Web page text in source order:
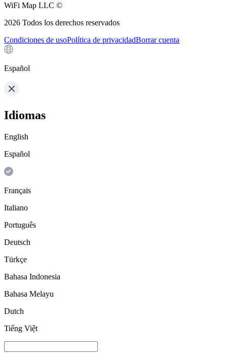
WiFi Map LLC ©
2026 Todos los derechos reservados
Condiciones de usoPolítica de privacidadBorrar cuenta
Español
Idiomas
English
Español
Français
Italiano
Português
Deutsch
Türkçe
Bahasa Indonesia
Bahasa Melayu
Dutch
Tiếng Việt